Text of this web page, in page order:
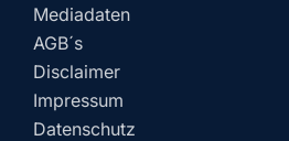
Mediadaten
AGB´s
Disclaimer
Impressum
Datenschutz